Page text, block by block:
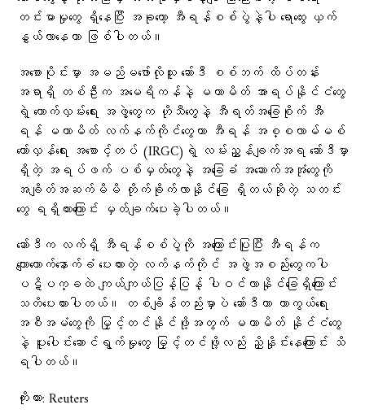
တင်းမာမှုတွေ ရှိနေပြီး အခုတော့ အီရန်စစ်ပွဲနဲ့ပါ ရောထွေး ယှက်
နွှယ်လာနေတာ ဖြစ်ပါတယ်။
အစောပိုင်းမှာ အမည်မဖော်လိုသူ ဆော်ဒီ စစ်ဘက် ထိပ်တန်း
အရာရှိ တစ်ဦးက အမေရိကန်နဲ့ မဟာမိတ် အာရပ်နိုင်ငံတွေ
ရဲ့ ထောက်လှမ်းရေး အဖွဲ့တွေက ဟိုသီတွေနဲ့ အီရတ်အခြေစိုက် အီ
ရန် မဟာမိတ် လက်နက်ကိုင်တွေဟာ အီရန် အစ္စလာမ်မစ်
တော်လှန်ရေး အစောင့်တပ် (IRGC)ရဲ့ လမ်းညွှန်ချက်အရ ဆော်ဒီမှာ
ရှိတဲ့ အရပ်ဖက် ပစ်မှတ်တွေနဲ့ အခြေခံ အဆောက်အအုံတွေကို
အချိတ်အဆက်မိမိ တိုက်ခိုက်လာနိုင်ခြေ ရှိတယ်ဆိုတဲ့ သတင်း
တွေ ရရှိထားကြောင်း မှတ်ချက်ပေးခဲ့ပါတယ်။
ဆော်ဒီက လက်ရှိ အီရန်စစ်ပွဲကို အကြောင်းပြုပြီး အီရန်က
ကျောထောက်နောက်ခံ ပေးထားတဲ့ လက်နက်ကိုင် အဖွဲ့အစည်းတွေကပါ
ပဋိပက္ခထဲ ကျယ်ကျယ်ပြန့်ပြန့် ပါဝင်လာနိုင်ခြေရှိကြောင်း
သတိပေးထားပါတယ်။ တစ်ချိန်တည်းမှာပဲ ဆော်ဒီဟာ ကာကွယ်ရေး
အစီအမံတွေကို မြှင့်တင်နိုင်ဖို့အတွက် မဟာမိတ် နိုင်ငံတွေ
နဲ့ ပူးပေါင်းဆောင်ရွက်မှုတွေ မြှင့်တင်ဖို့လည်း ညှိနှိုင်းနေကြောင်း သိ
ရပါတယ်။
ကိုးကား: Reuters